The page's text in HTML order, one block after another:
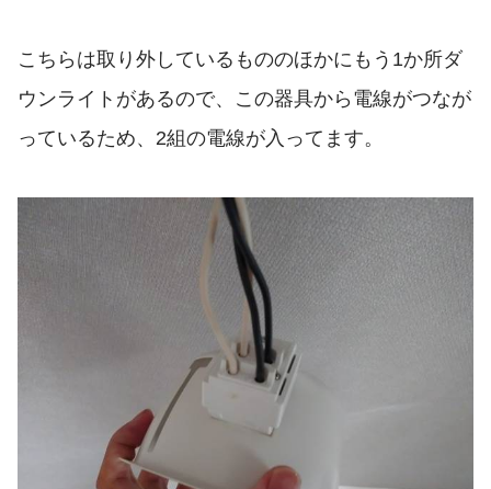
こちらは取り外しているもののほかにもう1か所ダ
ウンライトがあるので、この器具から電線がつなが
っているため、2組の電線が入ってます。